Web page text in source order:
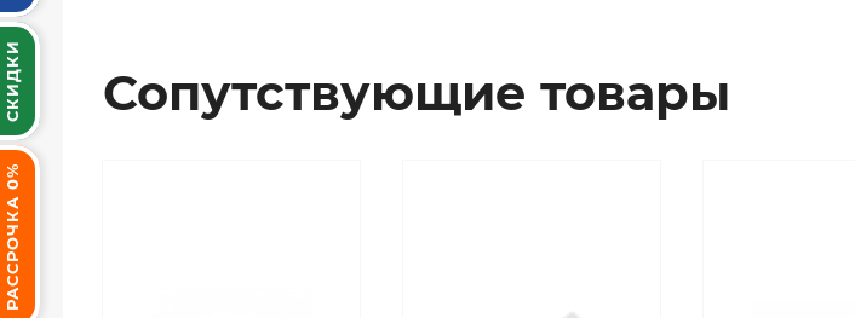
РАССРОЧКА 0%
СКИДКИ Сопутствующие товары